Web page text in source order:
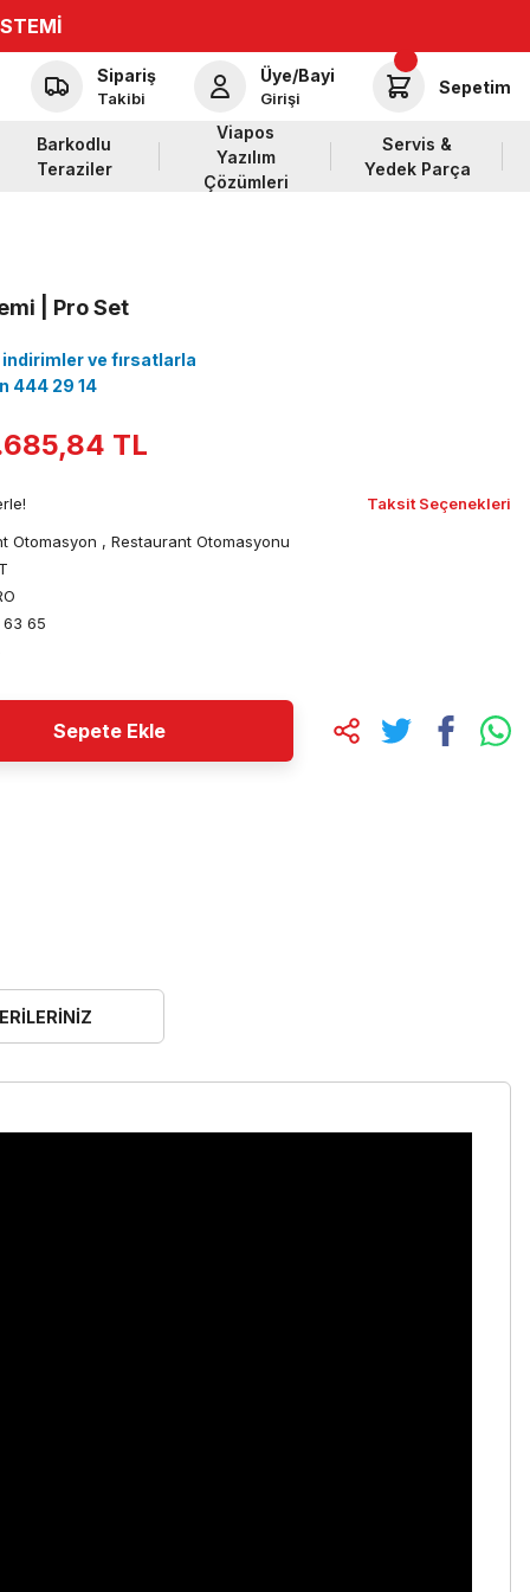
Sipariş
Takibi
Üye/Bayi
Girişi
Sepetim
Barkodlu
Teraziler
Viapos
Yazılım
Çözümleri
Servis &
Yedek Parça
| Pro Set
ve fırsatlarla
444 29 14
TL
Taksit Seçenekleri
Otomasyon , Restaurant Otomasyonu
65
Sepete Ekle